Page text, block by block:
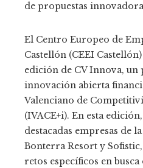
de propuestas
El Centro Europeo de
Castellón (CEEI
edición de CV Innova, un
innovación abierta
Valenciano de
(IVACE+i). En esta
destacadas empresas de
Bonterra Resort y
retos específicos en